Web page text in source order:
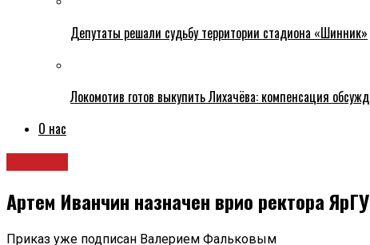
Депутаты решали судьбу территории стадиона «Шинник»
Локомотив готов выкупить Лихачёва: компенсация
О нас
Артем Иванчин назначен врио ректора
Приказ уже подписан Валерием Фальковым